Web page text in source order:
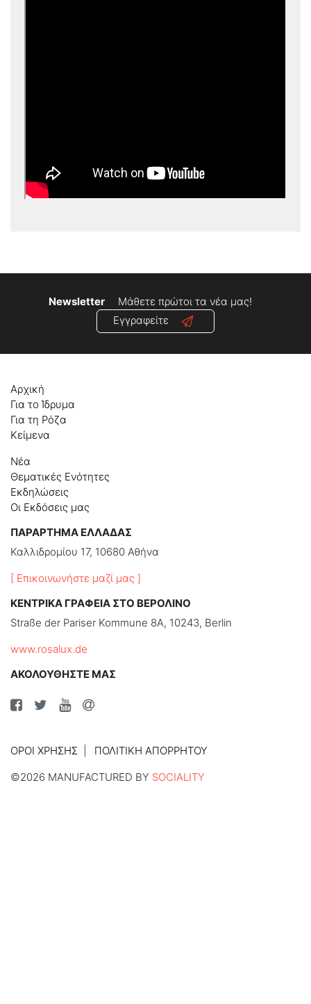
Newsletter
Μάθετε πρώτοι τα νέα μας!
Εγγραφείτε
Αρχική
Για το Ίδρυμα
Για τη Ρόζα
Κείμενα
Νέα
Θεματικές Ενότητες
Εκδηλώσεις
Οι Εκδόσεις μας
ΠΑΡΑΡΤΗΜΑ ΕΛΛΑΔΑΣ
Καλλιδρομίου 17, 10680 Αθήνα
[ Επικοινωνήστε μαζί μας ]
ΚΕΝΤΡΙΚΑ ΓΡΑΦΕΙΑ ΣΤΟ ΒΕΡΟΛΙΝΟ
Straße der Pariser Kommune 8A, 10243, Berlin
www.rosalux.de
ΑΚΟΛΟΥΘΗΣΤΕ ΜΑΣ
ΌΡΟΙ ΧΡΉΣΗΣ
ΠΟΛΙΤΙΚΉ ΑΠΟΡΡΉΤΟΥ
©2026 MANUFACTURED BY SOCIALITY